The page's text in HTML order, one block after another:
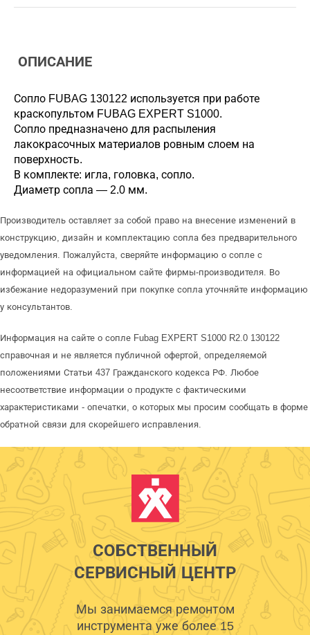
ОПИСАНИЕ
Сопло FUBAG 130122 используется при работе
краскопультом FUBAG EXPERT S1000.
Сопло предназначено для распыления
лакокрасочных материалов ровным слоем на
поверхность.
В комплекте: игла, головка, сопло.
Диаметр сопла — 2.0 мм.
Производитель оставляет за собой право на внесение изменений в
конструкцию, дизайн и комплектацию сопла без предварительного
уведомления. Пожалуйста, сверяйте информацию о сопле с
информацией на официальном сайте фирмы-производителя. Во
избежание недоразумений при покупке сопла уточняйте информацию
у консультантов.
Информация на сайте о сопле Fubag EXPERT S1000 R2.0 130122
справочная и не является публичной офертой, определяемой
положениями Статьи 437 Гражданского кодекса РФ. Любое
несоответствие информации о продукте с фактическими
характеристиками - опечатки, о которых мы просим сообщать в форме
обратной связи для скорейшего исправления.
СОБСТВЕННЫЙ
СЕРВИСНЫЙ ЦЕНТР
Мы занимаемся ремонтом
инструмента уже более 15